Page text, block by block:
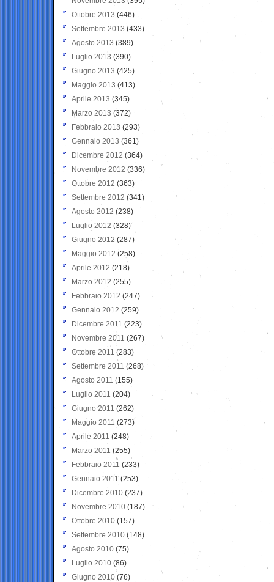
Ottobre 2013 (446)
Settembre 2013 (433)
Agosto 2013 (389)
Luglio 2013 (390)
Giugno 2013 (425)
Maggio 2013 (413)
Aprile 2013 (345)
Marzo 2013 (372)
Febbraio 2013 (293)
Gennaio 2013 (361)
Dicembre 2012 (364)
Novembre 2012 (336)
Ottobre 2012 (363)
Settembre 2012 (341)
Agosto 2012 (238)
Luglio 2012 (328)
Giugno 2012 (287)
Maggio 2012 (258)
Aprile 2012 (218)
Marzo 2012 (255)
Febbraio 2012 (247)
Gennaio 2012 (259)
Dicembre 2011 (223)
Novembre 2011 (267)
Ottobre 2011 (283)
Settembre 2011 (268)
Agosto 2011 (155)
Luglio 2011 (204)
Giugno 2011 (262)
Maggio 2011 (273)
Aprile 2011 (248)
Marzo 2011 (255)
Febbraio 2011 (233)
Gennaio 2011 (253)
Dicembre 2010 (237)
Novembre 2010 (187)
Ottobre 2010 (157)
Settembre 2010 (148)
Agosto 2010 (75)
Luglio 2010 (86)
Giugno 2010 (76)